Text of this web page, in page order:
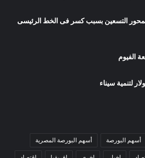
التسعين بسبب كسر فى الخط الرئيسى
الفيوم
أسهم البورصة أسهم البورصة المصرية